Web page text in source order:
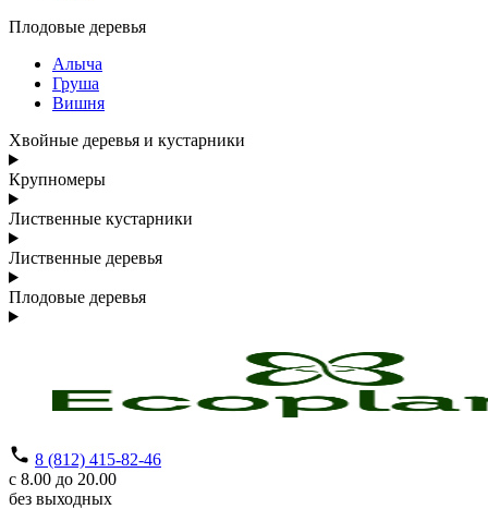
Плодовые деревья
Алыча
Груша
Вишня
Хвойные деревья и кустарники
Крупномеры
Лиственные кустарники
Лиственные деревья
Плодовые деревья
8 (812) 415-82-46
с 8.00 до 20.00
без выходных